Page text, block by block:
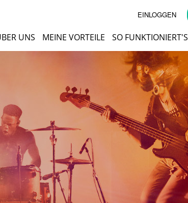
EINLOGGEN
UNS MEINE VORTEILE SO FUNKTIONIERT'S